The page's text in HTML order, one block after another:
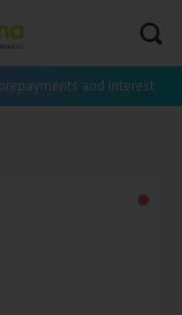
and interest